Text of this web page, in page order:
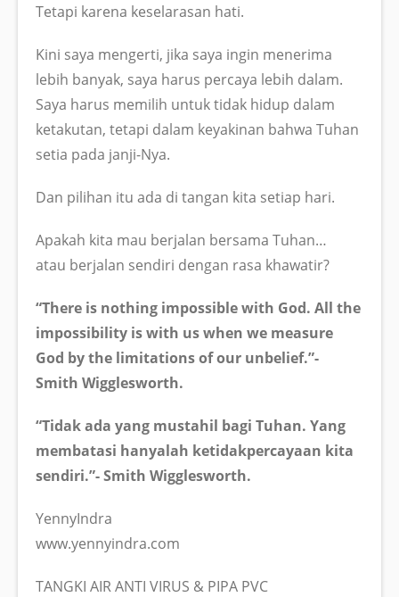
Tetapi karena keselarasan hati.
Kini saya mengerti, jika saya ingin menerima
lebih banyak, saya harus percaya lebih dalam.
Saya harus memilih untuk tidak hidup dalam
ketakutan, tetapi dalam keyakinan bahwa Tuhan
setia pada janji-Nya.
Dan pilihan itu ada di tangan kita setiap hari.
Apakah kita mau berjalan bersama Tuhan…
atau berjalan sendiri dengan rasa khawatir?
“There is nothing impossible with God. All the
impossibility is with us when we measure
God by the limitations of our unbelief.”-
Smith Wigglesworth.
“Tidak ada yang mustahil bagi Tuhan. Yang
membatasi hanyalah ketidakpercayaan kita
sendiri.”- Smith Wigglesworth.
YennyIndra
www.yennyindra.com
TANGKI AIR ANTI VIRUS & PIPA PVC